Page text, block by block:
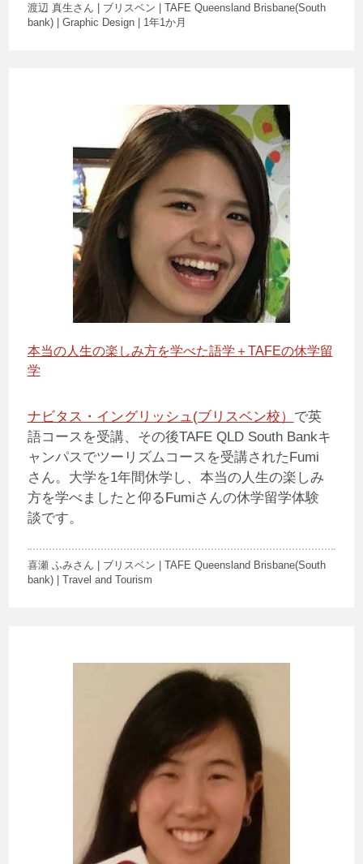
渡辺 真生さん | ブリスベン | TAFE Queensland Brisbane(South
bank) | Graphic Design | 1年1か月
本当の人生の楽しみ方を学べた語学＋TAFEの休学留
学
ナビタス・イングリッシュ(ブリスベン校） で英
語コースを受講、その後TAFE QLD South Bankキ
ャンパスでツーリズムコースを受講されたFumi
さん。大学を1年間休学し、本当の人生の楽しみ
方を学べましたと仰るFumiさんの休学留学体験
談です。
喜瀬 ふみさん | ブリスベン | TAFE Queensland Brisbane(South
bank) | Travel and Tourism